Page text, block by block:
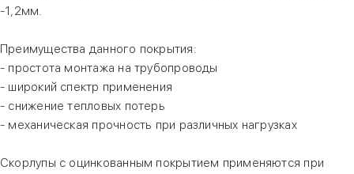
-1,2мм.
Преимущества данного покрытия:
- простота монтажа на трубопроводы
- широкий спектр применения
- снижение тепловых потерь
- механическая прочность при различных нагрузках
Скорлупы с оцинкованным покрытием применяются при